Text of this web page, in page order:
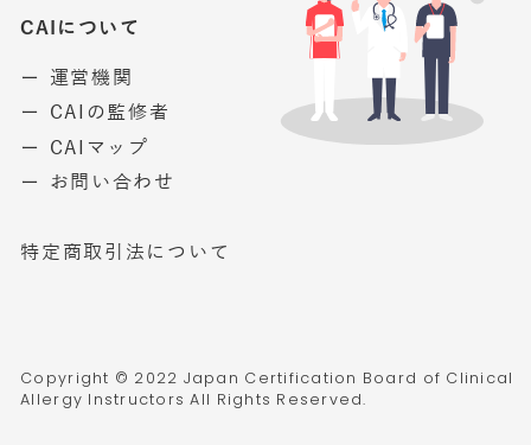
CAIについて
ー 運営機関
ー CAIの監修者
ー CAIマップ
ー お問い合わせ
特定商取引法について
Copyright © 2022 Japan Certification Board of Clinical
Allergy Instructors All Rights Reserved.